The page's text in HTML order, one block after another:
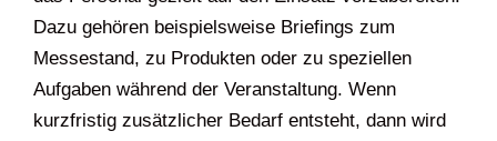
Dazu gehören beispielsweise Briefings zum
Messestand, zu Produkten oder zu speziellen
Aufgaben während der Veranstaltung. Wenn
kurzfristig zusätzlicher Bedarf entsteht, dann wird